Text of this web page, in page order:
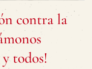
contra la
todos!